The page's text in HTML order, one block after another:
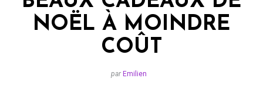
NOËL À MOINDRE
COÛT
par Emilien